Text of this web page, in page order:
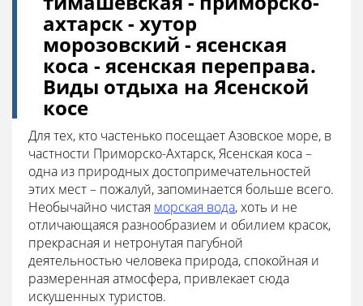
ахтарск - хутор
морозовский - ясенская
коса - ясенская переправа.
Виды отдыха на Ясенской
косе
Для тех, кто частенько посещает Азовское море, в
частности Приморско-Ахтарск, Ясенская коса –
одна из природных достопримечательностей
этих мест – пожалуй, запоминается больше всего.
Необычайно чистая морская вода, хоть и не
отличающаяся разнообразием и обилием красок,
прекрасная и нетронутая пагубной
деятельностью человека природа, спокойная и
размеренная атмосфера, привлекает сюда
искушенных туристов.